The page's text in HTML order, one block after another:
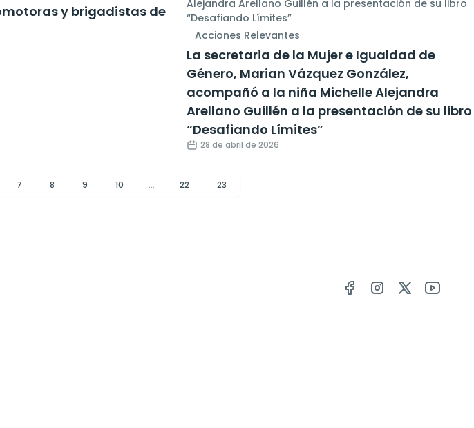
y brigadistas de
Acciones Relevantes
La secretaria de la Mujer e Igualdad de
Género, Marian Vázquez González,
acompañó a la niña Michelle Alejandra
Arellano Guillén a la presentación de su libro
“Desafiando Límites”
28 de abril de 2026
7 8 9 10 ... 22 23